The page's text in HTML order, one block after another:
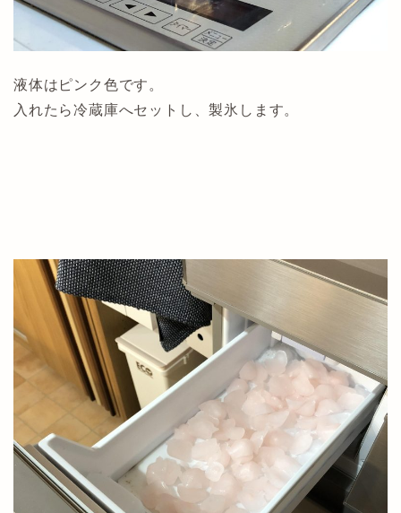
液体はピンク色です。
入れたら冷蔵庫へセットし、製氷します。